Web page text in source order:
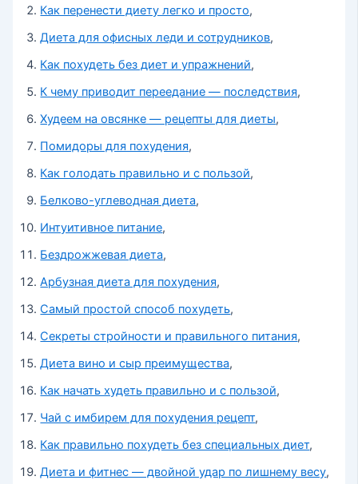
Как перенести диету легко и просто,
Диета для офисных леди и сотрудников,
Как похудеть без диет и упражнений,
К чему приводит переедание — последствия,
Худеем на овсянке — рецепты для диеты,
Помидоры для похудения,
Как голодать правильно и с пользой,
Белково-углеводная диета,
Интуитивное питание,
Бездрожжевая диета,
Арбузная диета для похудения,
Самый простой способ похудеть,
Секреты стройности и правильного питания,
Диета вино и сыр преимущества,
Как начать худеть правильно и с пользой,
Чай с имбирем для похудения рецепт,
Как правильно похудеть без специальных диет,
Диета и фитнес — двойной удар по лишнему весу,